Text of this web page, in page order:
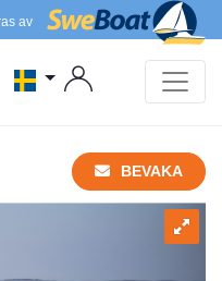
av
BEVAKA